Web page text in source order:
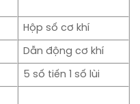
Hộp số cơ khí
Dẫn động cơ khí
5 số tiến 1 số lùi